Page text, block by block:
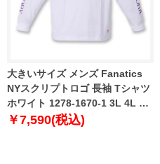
大きいサイズ メンズ Fanatics
NYスクリプトロゴ 長袖 Tシャツ
ホワイト 1278-1670-1 3L 4L 5L
6L
￥7,590(税込)